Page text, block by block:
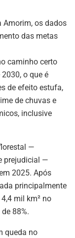
Amorim, os dados
das metas
caminho certo
o que é
de efeito estufa,
de chuvas e
inclusive
—
prejudicial —
2025. Após
principalmente
mil km² no
88%.
queda no